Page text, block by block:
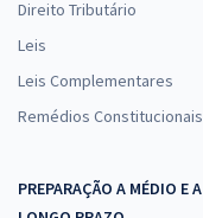
Direito Tributário
Leis
Leis Complementares
Remédios Constitucionais
PREPARAÇÃO A MÉDIO E A